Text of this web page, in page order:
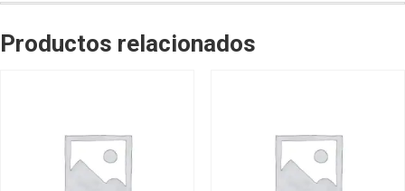
Productos relacionados